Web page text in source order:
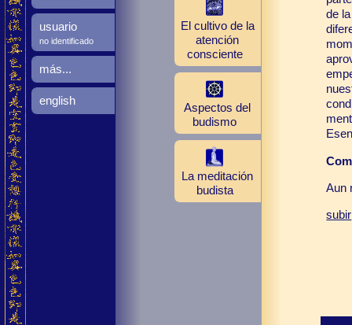
de
Aun
subir
El cultivo de la
atención
consciente
Aspectos del
budismo
La meditación
budista
usuario
no identificado
más...
english